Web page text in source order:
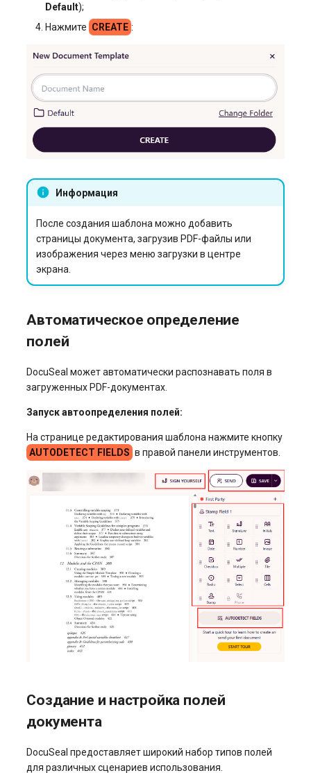
Default);
Нажмите CREATE :
Информация
После создания шаблона можно добавить
страницы документа, загрузив PDF-файлы или
изображения через меню загрузки в центре
экрана.
Автоматическое определение
полей
DocuSeal может автоматически распознавать поля в
загруженных PDF-документах.
Запуск автоопределения полей:
На странице редактирования шаблона нажмите кнопку
AUTODETECT FIELDS в правой панели инструментов.
Создание и настройка полей
документа
DocuSeal предоставляет широкий набор типов полей
для различных сценариев использования.